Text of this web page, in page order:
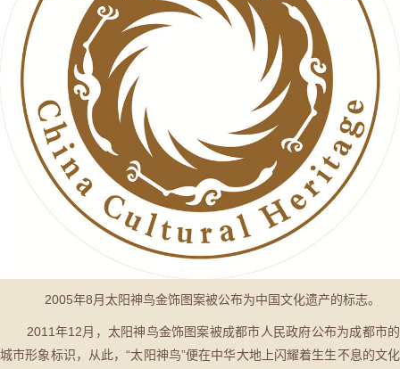
2005年8月太阳神鸟金饰图案被公布为中国文化遗产的标志。
2011年12月，太阳神鸟金饰图案被成都市人民政府公布为成都市的
城市形象标识，从此，“太阳神鸟”便在中华大地上闪耀着生生不息的文化